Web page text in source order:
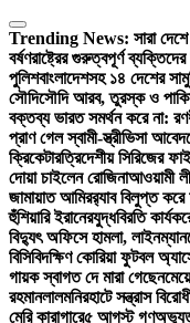
Skip
to
content
Trending News: সারা
বর্ষণরাষ্ট্রের গুরুত্বপূর্ণ
পুলিশবাংলাদেশসহ ১৪ দেশের
সৌদিসৌদি আরব, তুরস্ক ও
বক্তব্য ভারত সমর্থন করে না:
প্রাণ গেল স্বামী-স্ত্রীভিসা
ক্রিকেটারত্রিদেশীয় সিরিজের
দোয়া চাইলেন রোজিনাআওয়ামী
জামায়াত আমিরর‍্যাব বিলুপ্ত করে
হুঁশিয়ারি ইরানেরযুদ্ধবিরতি
বিদ্যুৎ অফিসে হামলা,
বিসিবিদক্ষিণ কোরিয়া ফুটবল
গায়ক স্বাগত দে মারা গেছেন
রহমানলালমনিরহাটে সন্ত্রাস
মেরি কারাগারে৫ আগস্ট